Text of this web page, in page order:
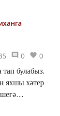
0 0
тап булабыз.
яхшы хәтер